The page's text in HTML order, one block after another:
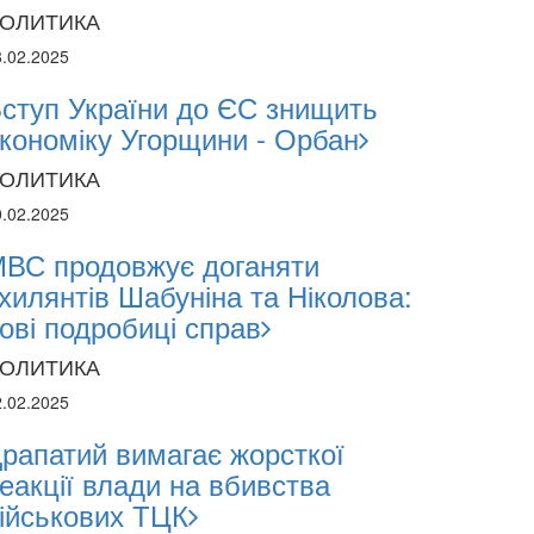
лякає громадян погіршенням
мобілізації поліціянтів на війну
України до ЄС знищить
Угорщини - Орбан
продовжує доганяти
Шабуніна та Ніколова:
подробиці справ
вимагає жорсткої
влади на вбивства
ТЦК